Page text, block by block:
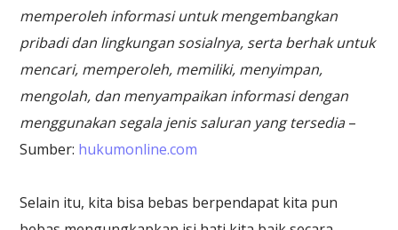
memperoleh informasi untuk mengembangkan
pribadi dan lingkungan sosialnya, serta berhak untuk
mencari, memperoleh, memiliki, menyimpan,
mengolah, dan menyampaikan informasi dengan
menggunakan segala jenis saluran yang tersedia–
Sumber: hukumonline.com
Selain itu, kita bisa bebas berpendapat kita pun